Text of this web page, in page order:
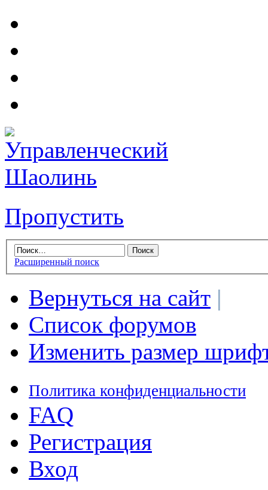
Пропустить
Расширенный поиск
Вернуться на сайт |
Список форумов
Изменить размер
Политика конфиденциальности
FAQ
Регистрация
Вход